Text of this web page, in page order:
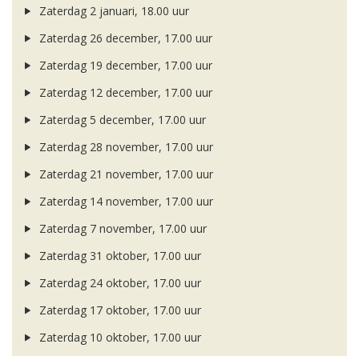
Zaterdag 2 januari, 18.00 uur
Zaterdag 26 december, 17.00 uur
Zaterdag 19 december, 17.00 uur
Zaterdag 12 december, 17.00 uur
Zaterdag 5 december, 17.00 uur
Zaterdag 28 november, 17.00 uur
Zaterdag 21 november, 17.00 uur
Zaterdag 14 november, 17.00 uur
Zaterdag 7 november, 17.00 uur
Zaterdag 31 oktober, 17.00 uur
Zaterdag 24 oktober, 17.00 uur
Zaterdag 17 oktober, 17.00 uur
Zaterdag 10 oktober, 17.00 uur